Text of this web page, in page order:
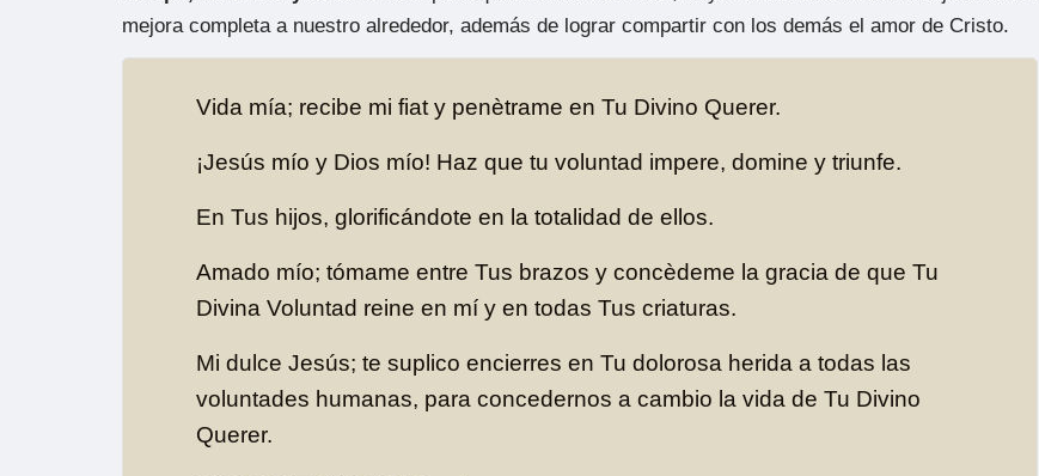
mejora completa a nuestro alrededor, además de lograr compartir con los demás el amor de Cristo.
Vida mía; recibe mi fiat y penètrame en Tu Divino Querer.
¡Jesús mío y Dios mío! Haz que tu voluntad impere, domine y triunfe.
En Tus hijos, glorificándote en la totalidad de ellos.
Amado mío; tómame entre Tus brazos y concèdeme la gracia de que Tu
Divina Voluntad reine en mí y en todas Tus criaturas.
Mi dulce Jesús; te suplico encierres en Tu dolorosa herida a todas las
voluntades humanas, para concedernos a cambio la vida de Tu Divino
Querer.